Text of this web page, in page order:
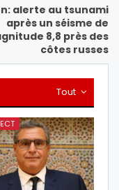
alerte au tsunami
après un séisme de
8,8 près des
côtes russes
Tout